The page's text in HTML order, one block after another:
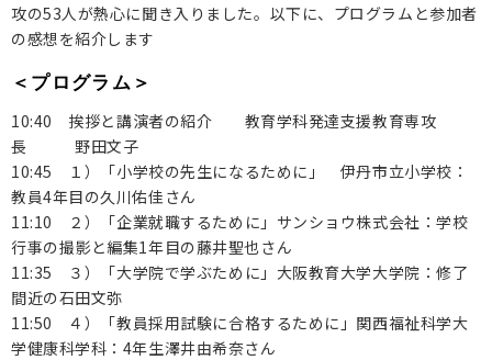
入試情報
在学生の方へ
保護者の方へ
卒業生の方へ
企業の方へ
地域・一般の方へ
攻の53人が熱心に聞き入りました。以下に、プログラムと参加者
の感想を紹介します
＜プログラム＞
10:40 挨拶と講演者の紹介 教育学科発達支援教育専攻
長 野田文子
10:45 １）「小学校の先生になるために」 伊丹市立小学校：
教員4年目の久川佑佳さん
11:10 ２）「企業就職するために」サンショウ株式会社：学校
行事の撮影と編集1年目の藤井聖也さん
11:35 ３）「大学院で学ぶために」大阪教育大学大学院：修了
間近の石田文弥
11:50 ４）「教員採用試験に合格するために」関西福祉科学大
学健康科学科：4年生澤井由希奈さん